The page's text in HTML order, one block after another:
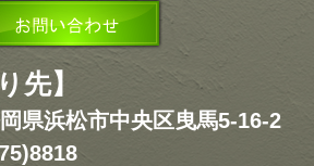
先】
県浜松市中央区曳馬5-16-2